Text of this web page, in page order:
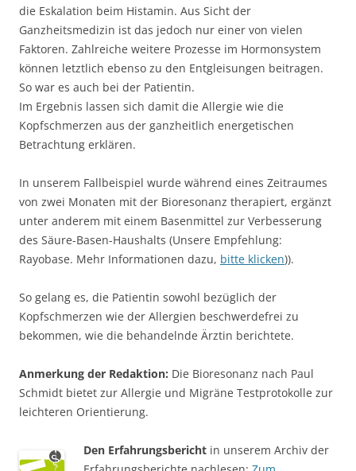
die Eskalation beim Histamin. Aus Sicht der
Ganzheitsmedizin ist das jedoch nur einer von vielen
Faktoren. Zahlreiche weitere Prozesse im Hormonsystem
können letztlich ebenso zu den Entgleisungen beitragen.
So war es auch bei der Patientin.
Im Ergebnis lassen sich damit die Allergie wie die
Kopfschmerzen aus der ganzheitlich energetischen
Betrachtung erklären.
In unserem Fallbeispiel wurde während eines Zeitraumes
von zwei Monaten mit der Bioresonanz therapiert, ergänzt
unter anderem mit einem Basenmittel zur Verbesserung
des Säure-Basen-Haushalts (Unsere Empfehlung:
Rayobase. Mehr Informationen dazu, bitte klicken)).
So gelang es, die Patientin sowohl bezüglich der
Kopfschmerzen wie der Allergien beschwerdefrei zu
bekommen, wie die behandelnde Ärztin berichtete.
Anmerkung der Redaktion: Die Bioresonanz nach Paul
Schmidt bietet zur Allergie und Migräne Testprotokolle zur
leichteren Orientierung.
Den Erfahrungsbericht in unserem Archiv der